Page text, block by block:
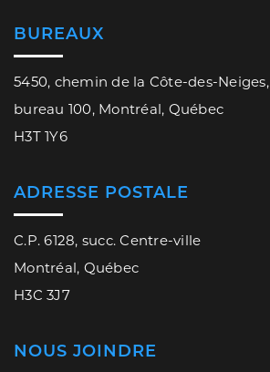
BUREAUX
5450, chemin de la Côte-des-Neiges,
bureau 100, Montréal, Québec
H3T 1Y6
ADRESSE POSTALE
C.P. 6128, succ. Centre-ville
Montréal, Québec
H3C 3J7
NOUS JOINDRE